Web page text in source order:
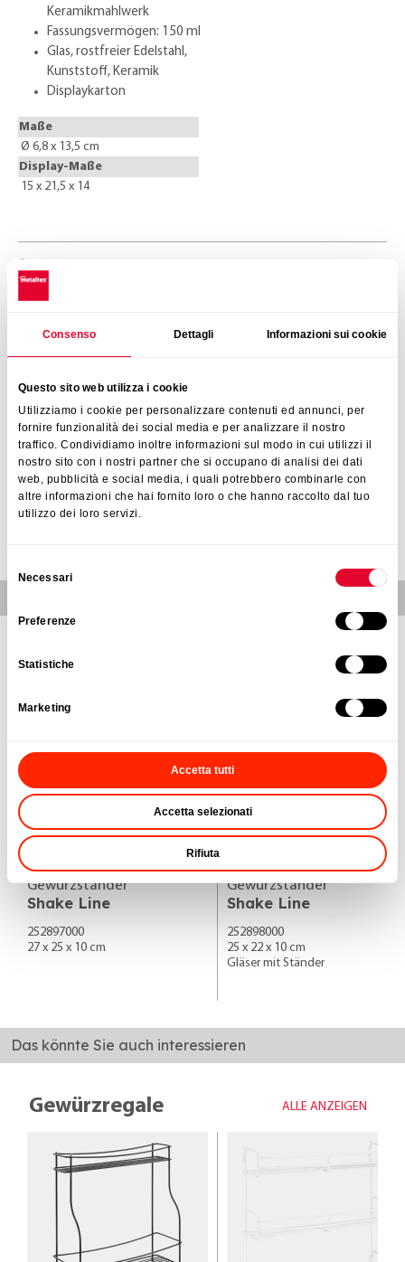
Consenso Dettagli Informazioni sui cookie
Questo sito web utilizza i cookie
Utilizziamo i cookie per personalizzare contenuti ed annunci, per
fornire funzionalità dei social media e per analizzare il nostro
traffico. Condividiamo inoltre informazioni sul modo in cui utilizzi il
nostro sito con i nostri partner che si occupano di analisi dei dati
web, pubblicità e social media, i quali potrebbero combinarle con
altre informazioni che hai fornito loro o che hanno raccolto dal tuo
utilizzo dei loro servizi.
Necessari
Preferenze
Statistiche
Marketing
Accetta tutti
Accetta selezionati
Rifiuta
Keramikmahlwerk
Fassungsvermögen: 150 ml
Glas, rostfreier Edelstahl,
Kunststoff, Keramik
Displaykarton
Maße
Ø 6,8 x 13,5 cm
Display-Maße
15 x 21,5 x 14
Das könnte Sie auch interessieren
Gewürzregale
ANGEBOT ANFORDERN
Nur für Wiederverkäufer
Gewürze ALLE ANZEIGEN
Gewürzständer
Shake Line
252897000
27 x 25 x 10 cm
Gewürzständer
Shake Line
252898000
25 x 22 x 10 cm
Gläser mit Ständer
Das könnte Sie auch interessieren
Gewürzregale ALLE ANZEIGEN